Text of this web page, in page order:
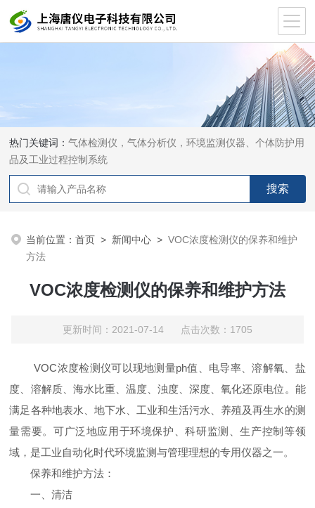
热门关键词：气体检测仪，气体分析仪，环境监测仪器、个体防护用
品及工业过程控制系统
当前位置：首页 > 新闻中心 >VOC浓度检测仪的保养和维护
方法
VOC浓度检测仪的保养和维护方法
更新时间：2021-07-14 点击次数：1705
VOC浓度检测仪可以现地测量ph值、电导率、溶解氧、盐
度、溶解质、海水比重、温度、浊度、深度、氧化还原电位。能
满足各种地表水、地下水、工业和生活污水、养殖及再生水的测
量需要。可广泛地应用于环境保护、科研监测、生产控制等领
域，是工业自动化时代环境监测与管理理想的专用仪器之一。
保养和维护方法：
一、清洁